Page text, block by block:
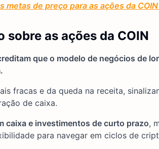
de preço para as ações da
sobre as ações da COIN
que o modelo de negócios de
fracas e da queda na receita,
de caixa.
caixa e investimentos de curto prazo,
para navegar em ciclos de